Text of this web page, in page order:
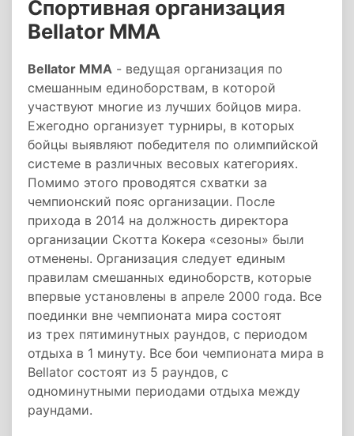
Спортивная организация
Bellator MMA
Bellator MMA - ведущая организация по
смешанным единоборствам, в которой
участвуют многие из лучших бойцов мира.
Ежегодно организует турниры, в которых
бойцы выявляют победителя по олимпийской
системе в различных весовых категориях.
Помимо этого проводятся схватки за
чемпионский пояс организации. После
прихода в 2014 на должность директора
организации Скотта Кокера «сезоны» были
отменены. Организация следует единым
правилам смешанных единоборств, которые
впервые установлены в апреле 2000 года. Все
поединки вне чемпионата мира состоят
из трех пятиминутных раундов, с периодом
отдыха в 1 минуту. Все бои чемпионата мира в
Bellator состоят из 5 раундов, с
одноминутными периодами отдыха между
раундами.